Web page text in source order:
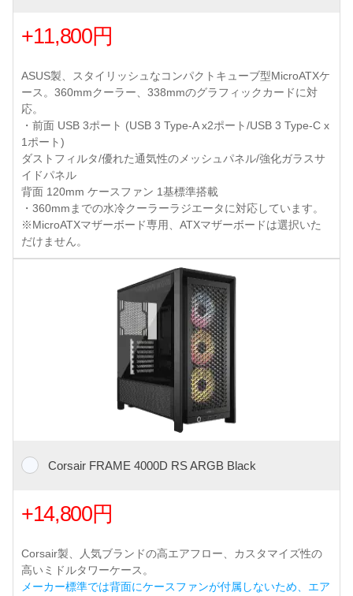
+11,800円
ASUS製、スタイリッシュなコンパクトキューブ型MicroATXケ
ース。360mmクーラー、338mmのグラフィックカードに対
応。
・前面 USB 3ポート (USB 3 Type-A x2ポート/USB 3 Type-C x
1ポート)
ダストフィルタ/優れた通気性のメッシュパネル/強化ガラスサ
イドパネル
背面 120mm ケースファン 1基標準搭載
・360mmまでの水冷クーラーラジエータに対応しています。
※MicroATXマザーボード専用、ATXマザーボードは選択いた
だけません。
Corsair FRAME 4000D RS ARGB Black
+14,800円
Corsair製、人気ブランドの高エアフロー、カスタマイズ性の
高いミドルタワーケース。
メーカー標準では背面にケースファンが付属しないため、エア